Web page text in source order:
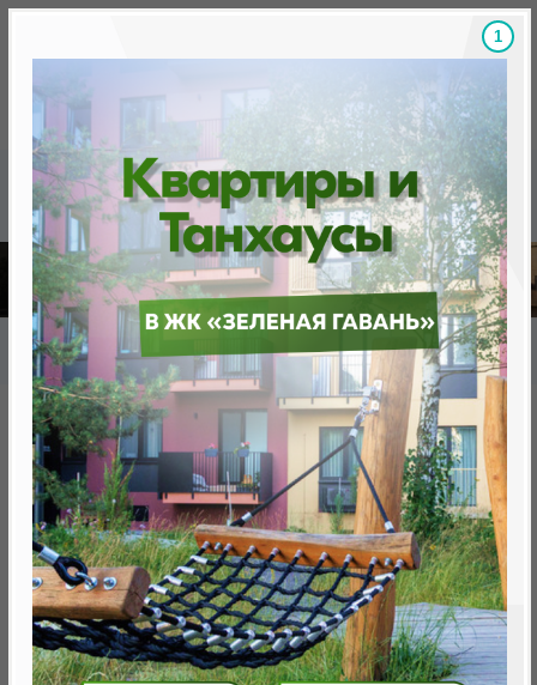
Скидки на новостройки, бонусы Готовые
Главная База новостроек Минска «Минск Мир»
30.7 «Нью-Йорк», квартал Северная Америка
30.7 «Нью-Йорк», квартал
Северная Америка
нет в продаже
Минск, Октябрьский, ул. Белградская
метро «Ковальская Слобода», 566 м